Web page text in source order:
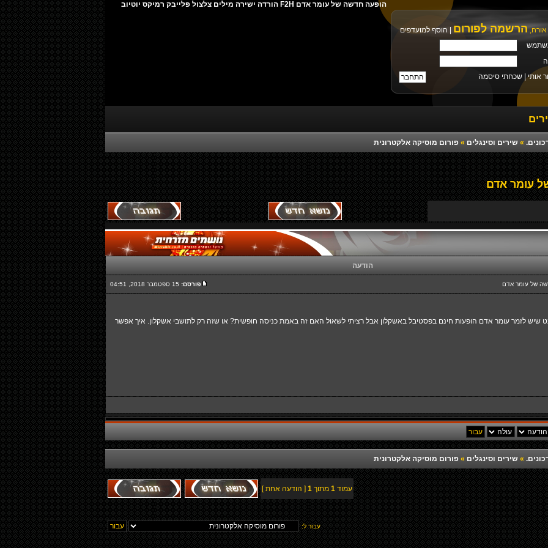
הרשמה לפורום
הוסף למועדפים
אותי |שכחתי סיסמה
הופעה חדשה של עומר אדם F2H הורדה ישירה מילים צלצול פלייבק רמיקס יוטיוב
» שירים וסינגלים » פורום מוסיקה אלקטרונית
עומר אדם
הודעה
של עומר אדם פורסם:
שיש לזמר עומר אדם הופעות חינם בפסטיבל באשקלון אבל רציתי לשאול האם זה באמת כניסה חופשית? או שזה רק לתושבי אשקלון. איך אפשר
» שירים וסינגלים » פורום מוסיקה אלקטרונית
עמוד 1 מתוך 1 [ הודעה אחת ]
עבור ל: